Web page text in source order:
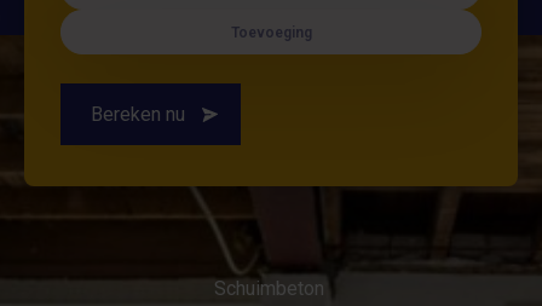
Toevoeging
Bereken nu
Schuimbeton